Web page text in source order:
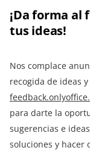
¡Da forma al
tus ideas!
Nos complace
recogida de ideas
para darte la
sugerencias e
soluciones y hacer